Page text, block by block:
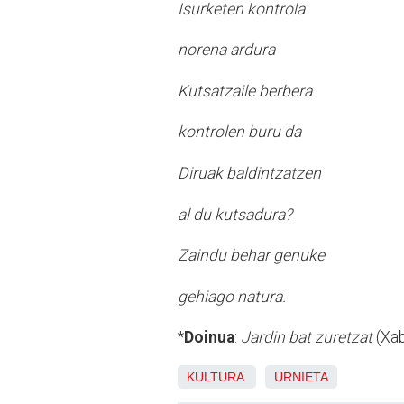
Isurketen kontrola
norena ardura
Kutsatzaile berbera
kontrolen buru da
Diruak baldintzatzen
al du kutsadura?
Zaindu behar genuke
gehiago natura.
*Doinua: Jardin bat zuretzat
KULTURA URNIETA